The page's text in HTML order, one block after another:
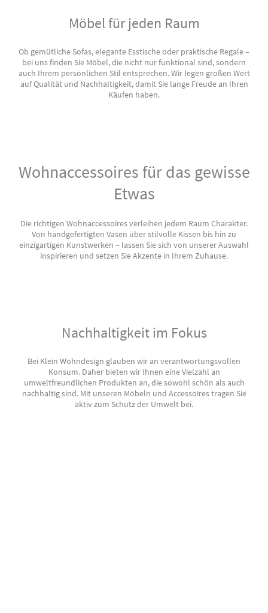
Möbel für jeden Raum
Ob gemütliche Sofas, elegante Esstische oder praktische Regale –
bei uns finden Sie Möbel, die nicht nur funktional sind, sondern
auch Ihrem persönlichen Stil entsprechen. Wir legen großen Wert
auf Qualität und Nachhaltigkeit, damit Sie lange Freude an Ihren
Käufen haben.
Wohnaccessoires für das gewisse
Etwas
Die richtigen Wohnaccessoires verleihen jedem Raum Charakter.
Von handgefertigten Vasen über stilvolle Kissen bis hin zu
einzigartigen Kunstwerken – lassen Sie sich von unserer Auswahl
inspirieren und setzen Sie Akzente in Ihrem Zuhause.
Nachhaltigkeit im Fokus
Bei Klein Wohndesign glauben wir an verantwortungsvollen
Konsum. Daher bieten wir Ihnen eine Vielzahl an
umweltfreundlichen Produkten an, die sowohl schön als auch
nachhaltig sind. Mit unseren Möbeln und Accessoires tragen Sie
aktiv zum Schutz der Umwelt bei.